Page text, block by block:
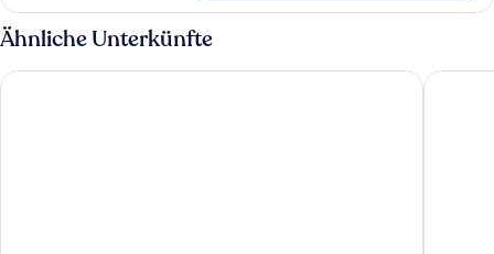
Ähnliche Unterkünfte
Cynthiana Beach Hotel Theo